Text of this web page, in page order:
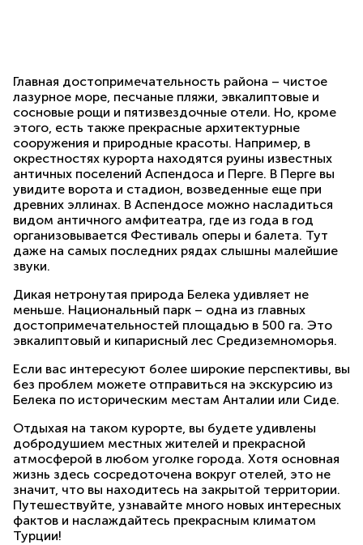
Главная достопримечательность района – чистое
лазурное море, песчаные пляжи, эвкалиптовые и
сосновые рощи и пятизвездочные отели. Но, кроме
этого, есть также прекрасные архитектурные
сооружения и природные красоты. Например, в
окрестностях курорта находятся руины известных
античных поселений Аспендоса и Перге. В Перге вы
увидите ворота и стадион, возведенные еще при
древних эллинах. В Аспендосе можно насладиться
видом античного амфитеатра, где из года в год
организовывается Фестиваль оперы и балета. Тут
даже на самых последних рядах слышны малейшие
звуки.
Дикая нетронутая природа Белека удивляет не
меньше. Национальный парк – одна из главных
достопримечательностей площадью в 500 га. Это
эвкалиптовый и кипарисный лес Средиземноморья.
Если вас интересуют более широкие перспективы, вы
без проблем можете отправиться на экскурсию из
Белека по историческим местам Анталии или Сиде.
Отдыхая на таком курорте, вы будете удивлены
добродушием местных жителей и прекрасной
атмосферой в любом уголке города. Хотя основная
жизнь здесь сосредоточена вокруг отелей, это не
значит, что вы находитесь на закрытой территории.
Путешествуйте, узнавайте много новых интересных
фактов и наслаждайтесь прекрасным климатом
Турции!